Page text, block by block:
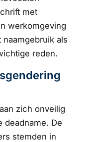
met
werkomgeving
als
reden.
zich onveilig
deadname. De
stemden in